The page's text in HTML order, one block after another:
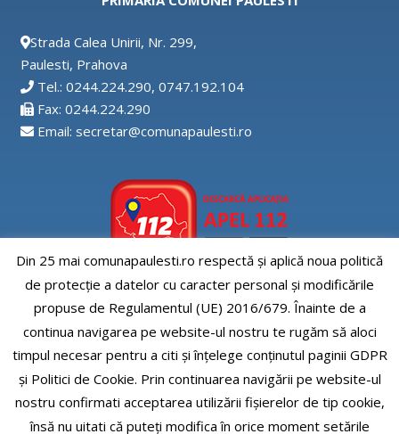
Strada Calea Unirii, Nr. 299,
Paulesti, Prahova
Tel.: 0244.224.290, 0747.192.104
Fax: 0244.224.290
Email: secretar@comunapaulesti.ro
Aplicatia APEL112
Comuna Paulesti, judet Prahova
Din 25 mai comunapaulesti.ro respectă și aplică noua politică
de protecție a datelor cu caracter personal și modificările
propuse de Regulamentul (UE) 2016/679. Înainte de a
continua navigarea pe website-ul nostru te rugăm să aloci
timpul necesar pentru a citi și înțelege conținutul paginii GDPR
și Politici de Cookie. Prin continuarea navigării pe website-ul
nostru confirmati acceptarea utilizării fişierelor de tip cookie,
însă nu uitati că puteți modifica în orice moment setările